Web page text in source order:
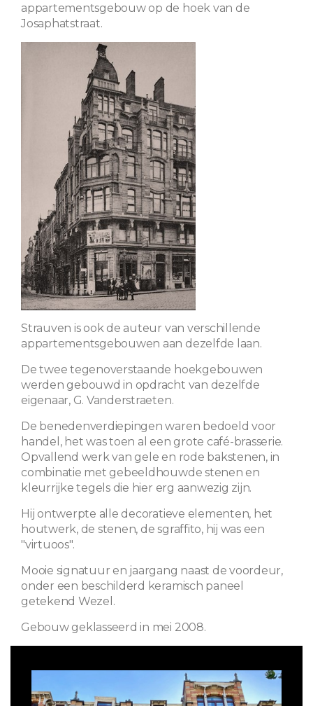
appartementsgebouw op de hoek van de
Josaphatstraat.
Strauven is ook de auteur van verschillende
appartementsgebouwen aan dezelfde laan.
De twee tegenoverstaande hoekgebouwen
werden gebouwd in opdracht van dezelfde
eigenaar, G. Vanderstraeten.
De benedenverdiepingen waren bedoeld voor
handel, het was toen al een grote café-brasserie.
Opvallend werk van gele en rode bakstenen, in
combinatie met gebeeldhouwde stenen en
kleurrijke tegels die hier erg aanwezig zijn.
Hij ontwerpte alle decoratieve elementen, het
houtwerk, de stenen, de sgraffito, hij was een
"virtuoos".
Mooie signatuur en jaargang naast de voordeur,
onder een beschilderd keramisch paneel
getekend Wezel.
Gebouw geklasseerd in mei 2008.